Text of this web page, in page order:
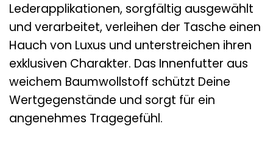
Lederapplikationen, sorgfältig ausgewählt
und verarbeitet, verleihen der Tasche einen
Hauch von Luxus und unterstreichen ihren
exklusiven Charakter. Das Innenfutter aus
weichem Baumwollstoff schützt Deine
Wertgegenstände und sorgt für ein
angenehmes Tragegefühl.